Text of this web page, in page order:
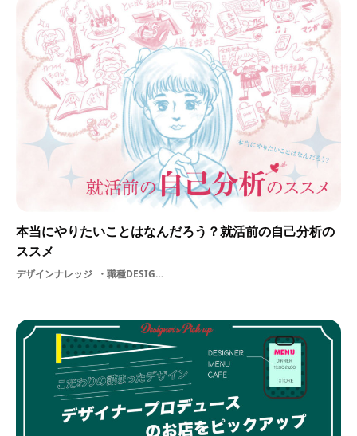
本当にやりたいことはなんだろう？就活前の自己分析の
ススメ
デザインナレッジ 職種DESIGNクリエイター支援リサーチ仕事企業初心者自己分析学生デザイン採用就活